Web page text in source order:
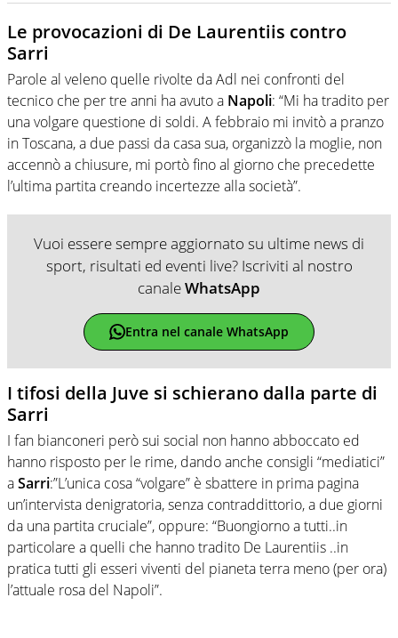
Le provocazioni di De Laurentiis contro
Sarri
Parole al veleno quelle rivolte da Adl nei confronti del
tecnico che per tre anni ha avuto a Napoli: “Mi ha tradito per
una volgare questione di soldi. A febbraio mi invitò a pranzo
in Toscana, a due passi da casa sua, organizzò la moglie, non
accennò a chiusure, mi portò fino al giorno che precedette
l’ultima partita creando incertezze alla società”.
Vuoi essere sempre aggiornato su ultime news di
sport, risultati ed eventi live? Iscriviti al nostro
canaleWhatsApp
Entra nel canale WhatsApp
I tifosi della Juve si schierano dalla parte di
Sarri
I fan bianconeri però sui social non hanno abboccato ed
hanno risposto per le rime, dando anche consigli “mediatici”
aSarri:”L’unica cosa “volgare” è sbattere in prima pagina
un’intervista denigratoria, senza contraddittorio, a due giorni
da una partita cruciale”, oppure: “Buongiorno a tutti..in
particolare a quelli che hanno tradito De Laurentiis ..in
pratica tutti gli esseri viventi del pianeta terra meno (per ora)
l’attuale rosa del Napoli”.